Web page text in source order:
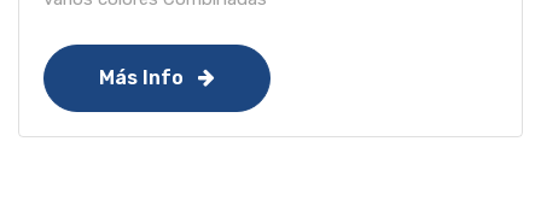
Más Info